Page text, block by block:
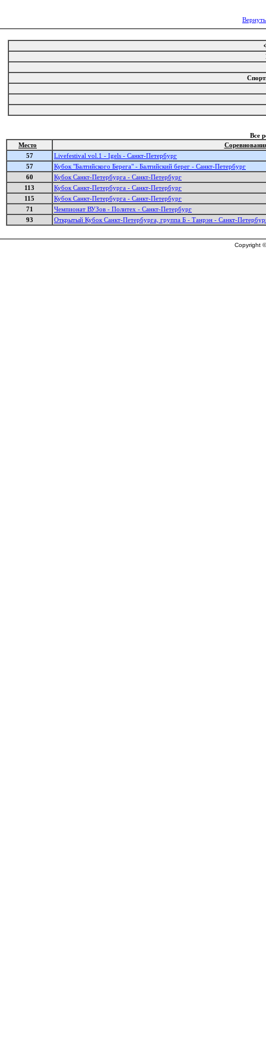
Все
Место
57
Livefestival vol.1 - Igels - Санкт-Петербург
57
Кубок "Балтийского Берега" - Балтийский берег - Санкт-Петербург
60
Кубок Санкт-Петербурга - Санкт-Петербург
113
Кубок Санкт-Петербурга - Санкт-Петербург
115
Кубок Санкт-Петербурга - Санкт-Петербург
71
Чемпионат ВУЗов - Политех - Санкт-Петербург
93
Открытый Кубок Санкт-Петербурга, группа Б - Танрэн - Санкт-
Copyright